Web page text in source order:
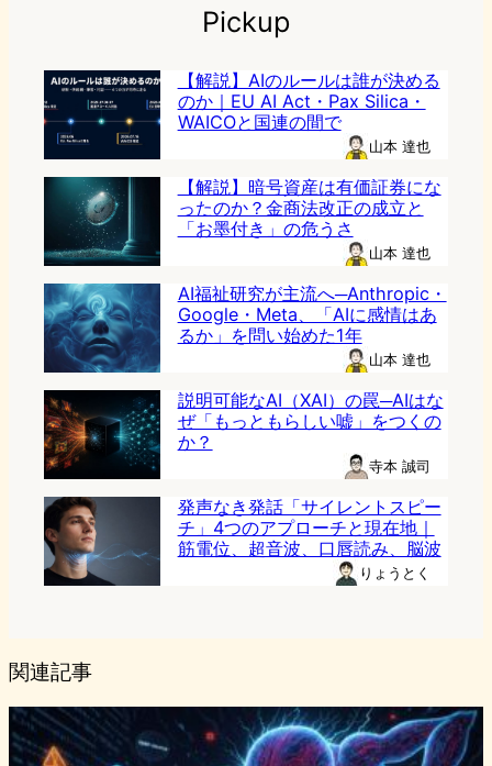
Pickup
【解説】AIのルールは誰が決める
のか｜EU AI Act・Pax Silica・
WAICOと国連の間で
山本 達也
【解説】暗号資産は有価証券にな
ったのか？金商法改正の成立と
「お墨付き」の危うさ
山本 達也
AI福祉研究が主流へ─Anthropic・
Google・Meta、「AIに感情はあ
るか」を問い始めた1年
山本 達也
説明可能なAI（XAI）の罠─AIはな
ぜ「もっともらしい嘘」をつくの
か？
寺本 誠司
発声なき発話「サイレントスピー
チ」4つのアプローチと現在地｜
筋電位、超音波、口唇読み、脳波
りょうとく
関連記事